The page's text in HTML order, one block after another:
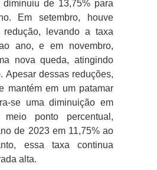
de 13,75% para
Em setembro, houve
redução, levando a taxa
ano, e em novembro,
nova queda, atingindo
Apesar dessas reduções,
mantém em um patamar
se uma diminuição em
ponto percentual,
de 2023 em 11,75% ao
essa taxa continua
alta.